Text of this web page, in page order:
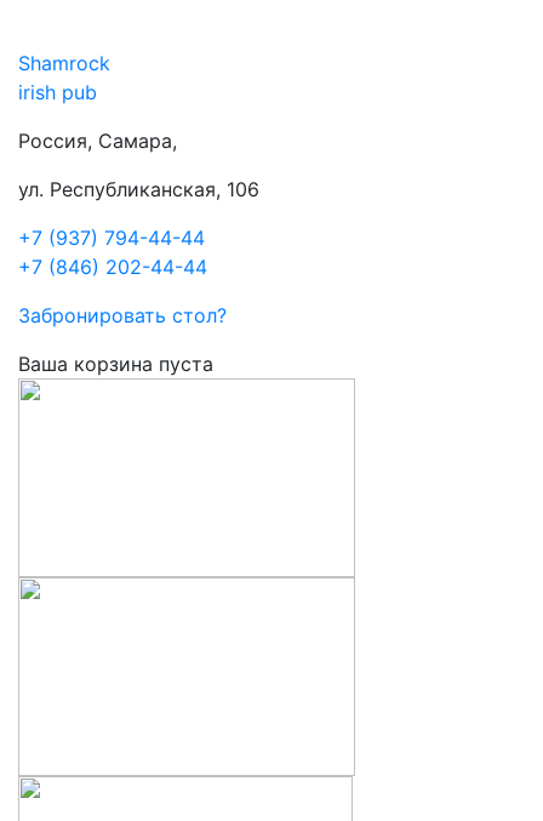
Shamrock
irish pub
Россия, Самара,
ул. Республиканская, 106
+7 (937) 794-44-44
+7 (846) 202-44-44
Забронировать стол?
Ваша корзина пуста